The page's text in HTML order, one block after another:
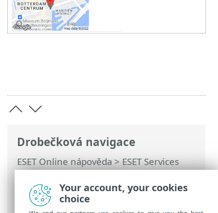
Drobečková navigace
ESET Online nápověda>ESET Services
HUB>Používání ESET Services HUB>
Služby a případy> Informace o
společnosti a kontaktní údaje
Your account, your cookies
choice